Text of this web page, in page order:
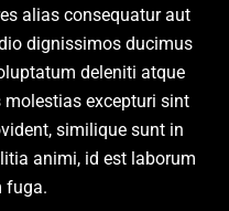
alias consequatur aut
dignissimos ducimus
deleniti atque
excepturi sint
similique sunt in
animi, id est laborum
fuga.